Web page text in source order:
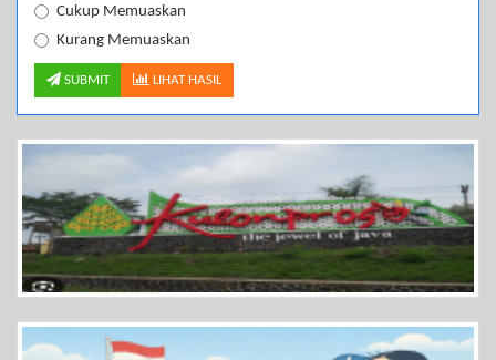
Cukup Memuaskan
Kurang Memuaskan
SUBMIT LIHAT HASIL